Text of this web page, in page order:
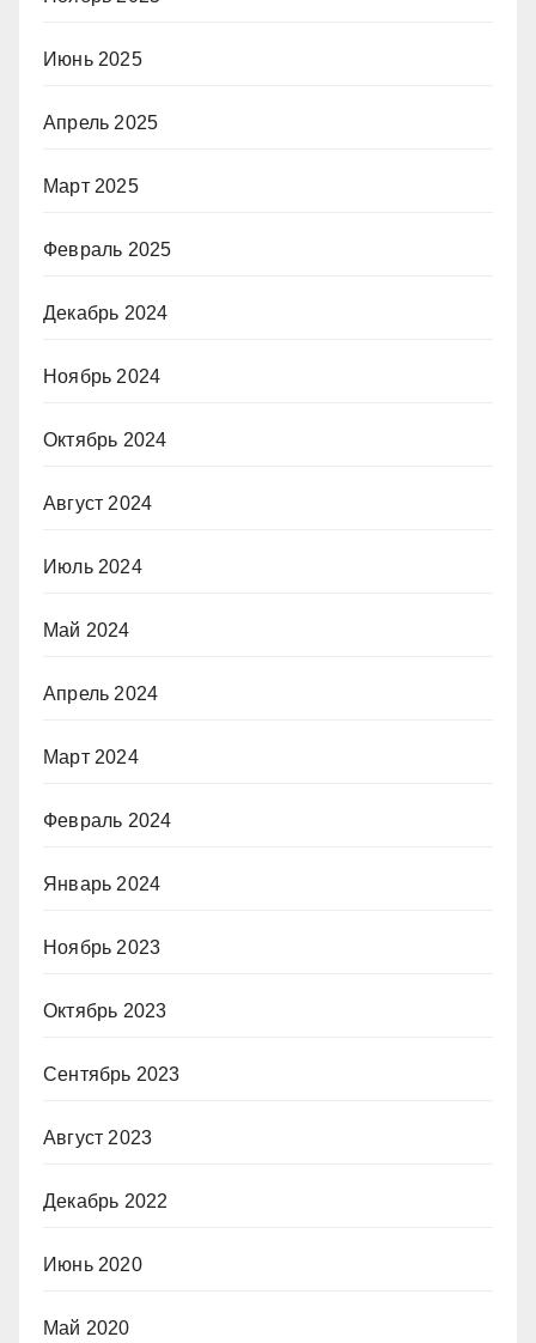
Июнь 2025
Апрель 2025
Март 2025
Февраль 2025
Декабрь 2024
Ноябрь 2024
Октябрь 2024
Август 2024
Июль 2024
Май 2024
Апрель 2024
Март 2024
Февраль 2024
Январь 2024
Ноябрь 2023
Октябрь 2023
Сентябрь 2023
Август 2023
Декабрь 2022
Июнь 2020
Май 2020